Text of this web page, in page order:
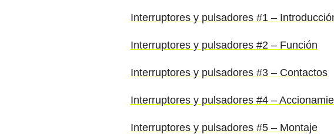
Interruptores y pulsadores #1 –
Interruptores y pulsadores #2 – Función
Interruptores y pulsadores #3 – Contactos
Interruptores y pulsadores #4 –
Interruptores y pulsadores #5 – Montaje